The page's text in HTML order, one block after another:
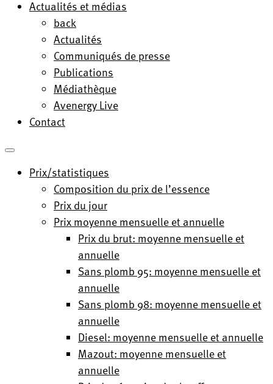
Actualités et médias
back
Actualités
Communiqués de presse
Publications
Médiathèque
Avenergy Live
Contact
Prix/statistiques
Composition du prix de l’essence
Prix du jour
Prix moyenne mensuelle et annuelle
Prix du brut: moyenne mensuelle et
annuelle
Sans plomb 95: moyenne mensuelle et
annuelle
Sans plomb 98: moyenne mensuelle et
annuelle
Diesel: moyenne mensuelle et annuelle
Mazout: moyenne mensuelle et
annuelle